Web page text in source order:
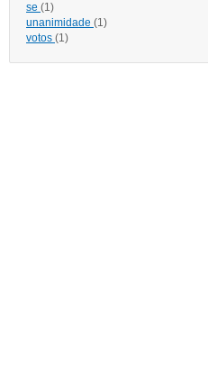
se (1)
unanimidade (1)
votos (1)